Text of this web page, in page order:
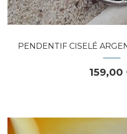
PENDENTIF CISELÉ
159,00